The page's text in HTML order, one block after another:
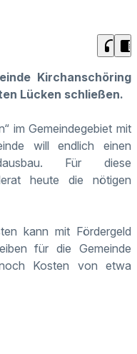
headphones chrome_reader_mode
Kirchanschöring
Lücken schließen.
im Gemeindegebiet mit
will endlich einen
Für diese
heute die nötigen
kann mit Fördergeld
für die Gemeinde
Kosten von etwa